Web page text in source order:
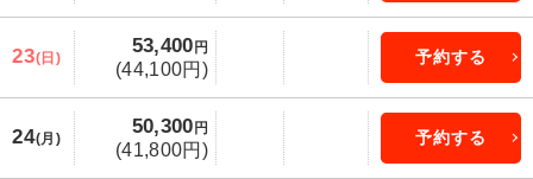
23(日)
53,400 円
(44,100円)
予約する
24(月)
50,300 円
(41,800円)
予約する